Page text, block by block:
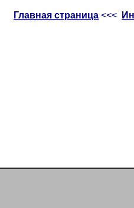
Главная страница <<<